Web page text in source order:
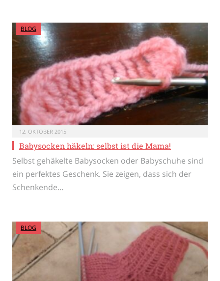
BLOG
12. OKTOBER 2015
Babysocken häkeln: selbst ist die Mama!
Selbst gehäkelte Babysocken oder Babyschuhe sind
ein perfektes Geschenk. Sie zeigen, dass sich der
Schenkende…
BLOG